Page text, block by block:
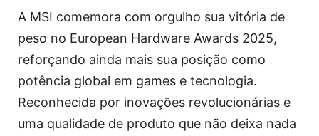
A MSI comemora com orgulho sua vitória de
peso no European Hardware Awards 2025,
reforçando ainda mais sua posição como
potência global em games e tecnologia.
Reconhecida por inovações revolucionárias e
uma qualidade de produto que não deixa nada